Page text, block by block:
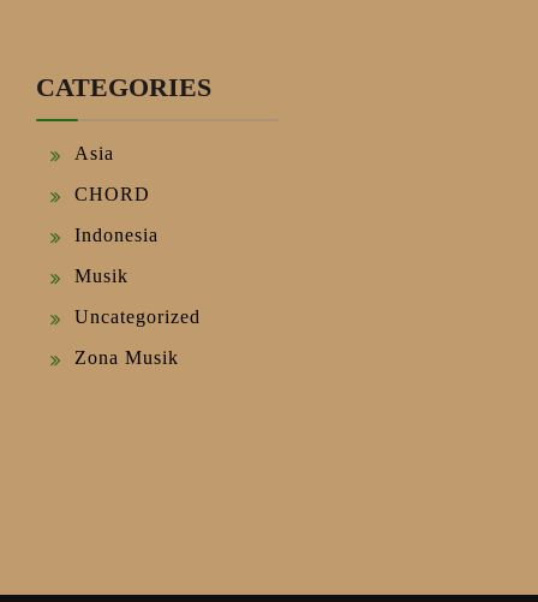
CATEGORIES
Asia
CHORD
Indonesia
Musik
Uncategorized
Zona Musik